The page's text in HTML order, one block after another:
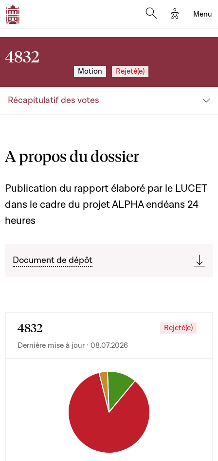
Options
Menu
4832
Motion Rejeté(e)
Récapitulatif des votes
A propos du dossier
Publication du rapport élaboré par le LUCET
dans le cadre du projet ALPHA endéans 24
heures
Document de dépôt
4832
Rejeté(e)
Dernière mise à jour · 08.07.2026